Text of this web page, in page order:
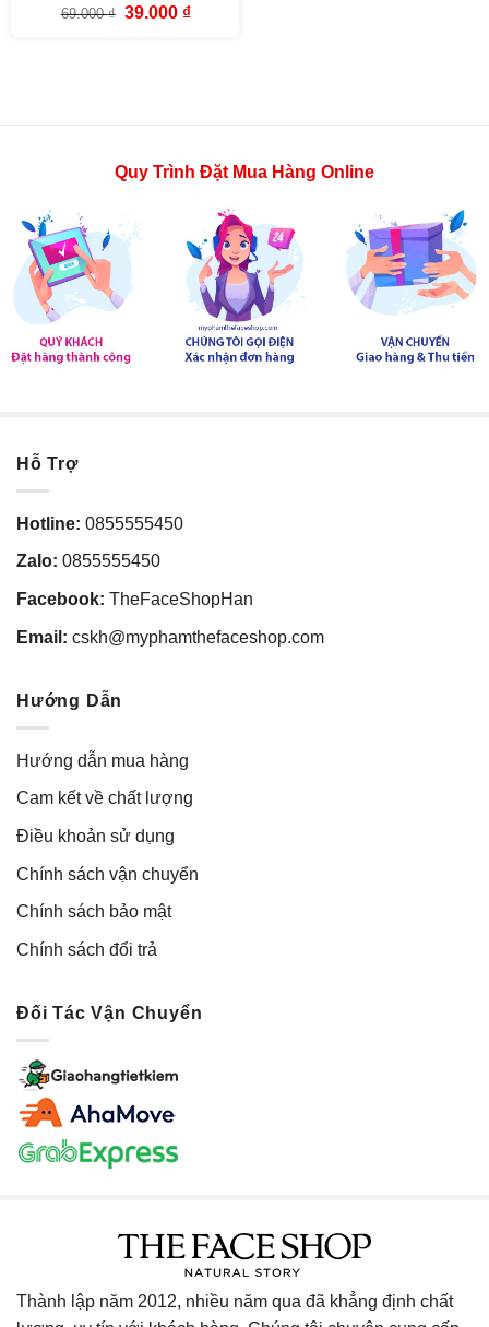
69.000₫ Giá
39.000 ₫Giá
Quy Trình Đặt Mua Hàng Online
Hỗ Trợ
Hotline: 0855555450
Zalo: 0855555450
Facebook: TheFaceShopHan
Email: cskh@myphamthefaceshop.com
Hướng Dẫn
Hướng dẫn mua hàng
Cam kết về chất lượng
Điều khoản sử dụng
Chính sách vận chuyển
Chính sách bảo mật
Chính sách đổi trả
Đối Tác Vận Chuyển
Thành lập năm 2012, nhiều năm qua đã khẳng định chất